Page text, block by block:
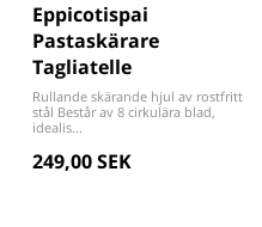
Eppicotispai
Pastaskärare
Tagliatelle
Rullande skärande hjul av rostfritt
stål Består av 8 cirkulära blad,
idealis...
249,00 SEK